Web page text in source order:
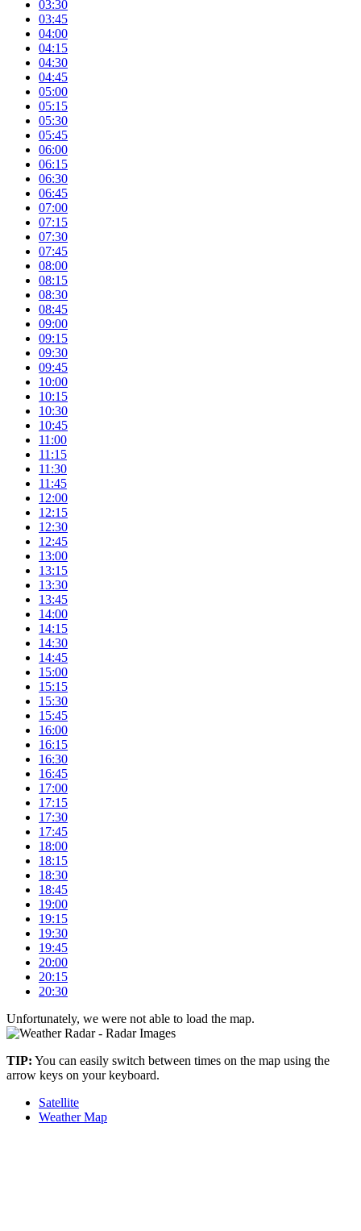
03:30
03:45
04:00
04:15
04:30
04:45
05:00
05:15
05:30
05:45
06:00
06:15
06:30
06:45
07:00
07:15
07:30
07:45
08:00
08:15
08:30
08:45
09:00
09:15
09:30
09:45
10:00
10:15
10:30
10:45
11:00
11:15
11:30
11:45
12:00
12:15
12:30
12:45
13:00
13:15
13:30
13:45
14:00
14:15
14:30
14:45
15:00
15:15
15:30
15:45
16:00
16:15
16:30
16:45
17:00
17:15
17:30
17:45
18:00
18:15
18:30
18:45
19:00
19:15
19:30
19:45
20:00
20:15
20:30
Unfortunately, we were not able to load the map.
–
TIP: You can easily switch between times on the map using the
arrow keys on your keyboard.
Satellite
Weather Map